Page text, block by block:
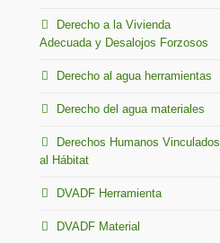
Derecho a la Vivienda
Adecuada y Desalojos Forzosos
Derecho al agua herramientas
Derecho del agua materiales
Derechos Humanos Vinculados
al Hábitat
DVADF Herramienta
DVADF Material